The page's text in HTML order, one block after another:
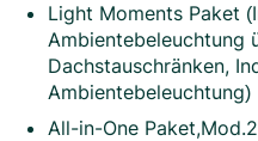
Light Moments Paket
Ambientebeleuchtung
Dachstauschränken,
Ambientebeleuchtung)
All-in-One